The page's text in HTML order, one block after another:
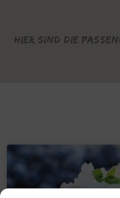
Hier sind die